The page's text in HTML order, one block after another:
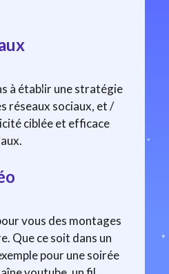
à établir une stratégie
réseaux sociaux, et /
ciblée et efficace
vous des montages
Que ce soit dans un
pour une soirée